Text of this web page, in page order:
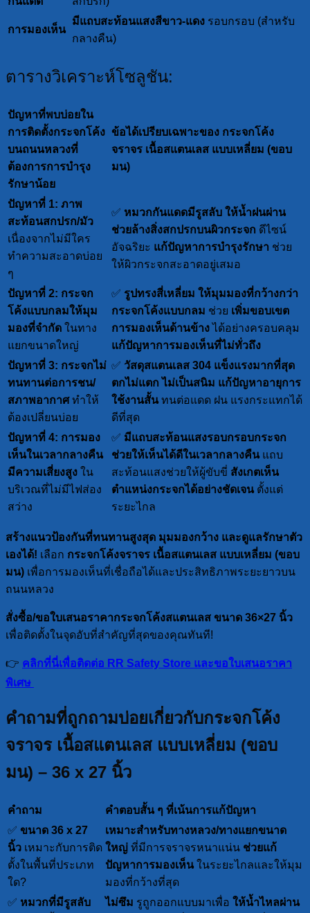
การมองเห็น
มีแถบสะท้อนแสงสีขาว-แดง รอบกรอบ (สำหรับ
กลางคืน)
ตารางวิเคราะห์โซลูชัน:
ปัญหาที่พบบ่อยใน
การติดตั้งกระจกโค้ง
บนถนนหลวงที่
ต้องการการบำรุง
รักษาน้อย
ข้อได้เปรียบเฉพาะของ กระจกโค้ง
จราจร เนื้อสแตนเลส แบบเหลี่ยม (ขอบ
มน)
ปัญหาที่ 1: ภาพ
สะท้อนสกปรก/มัว
เนื่องจากไม่มีใคร
ทำความสะอาดบ่อย
ๆ
✅ หมวกกันแดดมีรูสลับ ให้น้ำฝนผ่าน
ช่วยล้างสิ่งสกปรกบนผิวกระจก ดีไซน์
อัจฉริยะ แก้ปัญหาการบำรุงรักษา ช่วย
ให้ผิวกระจกสะอาดอยู่เสมอ
ปัญหาที่ 2: กระจก
โค้งแบบกลมให้มุม
มองที่จำกัด ในทาง
แยกขนาดใหญ่
✅ รูปทรงสี่เหลี่ยม ให้มุมมองที่กว้างกว่า
กระจกโค้งแบบกลม ช่วย เพิ่มขอบเขต
การมองเห็นด้านข้างได้อย่างครอบคลุม
แก้ปัญหาการมองเห็นที่ไม่ทั่วถึง
ปัญหาที่ 3: กระจกไม่
ทนทานต่อการชน/
สภาพอากาศทำให้
ต้องเปลี่ยนบ่อย
✅ วัสดุสแตนเลส 304 แข็งแรงมากที่สุด
ตกไม่แตก ไม่เป็นสนิม แก้ปัญหาอายุการ
ใช้งานสั้นทนต่อแดด ฝน แรงกระแทกได้
ดีที่สุด
ปัญหาที่ 4: การมอง
เห็นในเวลากลางคืน
มีความเสี่ยงสูง ใน
บริเวณที่ไม่มีไฟส่อง
สว่าง
✅ มีแถบสะท้อนแสงรอบกรอบกระจก
ช่วยให้เห็นได้ดีในเวลากลางคืนแถบ
สะท้อนแสงช่วยให้ผู้ขับขี่ สังเกตเห็น
ตำแหน่งกระจกได้อย่างชัดเจนตั้งแต่
ระยะไกล
สร้างแนวป้องกันที่ทนทานสูงสุด มุมมองกว้าง และดูแลรักษาตัว
เองได้! เลือก กระจกโค้งจราจร เนื้อสแตนเลส แบบเหลี่ยม (ขอบ
มน) เพื่อการมองเห็นที่เชื่อถือได้และประสิทธิภาพระยะยาวบน
ถนนหลวง
สั่งซื้อ/ขอใบเสนอราคากระจกโค้งสแตนเลส ขนาด 36×27 นิ้ว
เพื่อติดตั้งในจุดอับที่สำคัญที่สุดของคุณทันที!
👉 คลิกที่นี่เพื่อติดต่อ RR Safety Store และขอใบเสนอราคา
พิเศษ
คำถามที่ถูกถามบ่อยเกี่ยวกับกระจกโค้ง
จราจร เนื้อสแตนเลส แบบเหลี่ยม (ขอบ
มน) – 36 x 27 นิ้ว
คำถาม
คำตอบสั้น ๆ ที่เน้นการแก้ปัญหา
✅ ขนาด 36 x 27
นิ้ว เหมาะกับการติด
ตั้งในพื้นที่ประเภท
ใด?
เหมาะสำหรับทางหลวง/ทางแยกขนาด
ใหญ่ ที่มีการจราจรหนาแน่น ช่วยแก้
ปัญหาการมองเห็นในระยะไกลและให้มุม
มองที่กว้างที่สุด
✅ หมวกที่มีรูสลับ
ไม่ซึม รูถูกออกแบบมาเพื่อ ให้น้ำไหลผ่าน